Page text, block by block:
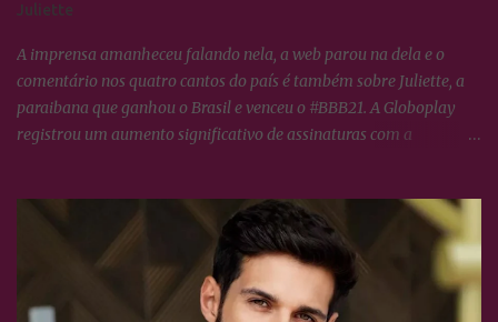
Juliette
A imprensa amanheceu falando nela, a web parou na dela e o
comentário nos quatro cantos do país é também sobre Juliette, a
paraibana que ganhou o Brasil e venceu o #BBB21. A Globoplay
registrou um aumento significativo de assinaturas com a
torcida nas redes sociais o que propícia um engajamento em torno
da campeã extraordinário, tudo o que ela faz no dia à dia, os
Cactos tratam logo transformar em hastags para mobilizar as
redes sociais dela e de todos que neste semestre respiram Juliette.